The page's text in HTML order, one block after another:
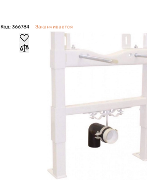
Код: 366784 Заканчивается